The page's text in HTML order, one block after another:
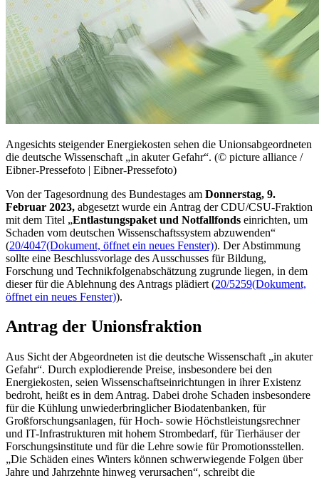
Angesichts steigender Energiekosten sehen die Unionsabgeordneten
die deutsche Wissenschaft „in akuter Gefahr“. (© picture alliance /
Eibner-Pressefoto | Eibner-Pressefoto)
Von der Tagesordnung des Bundestages am Donnerstag, 9.
Februar 2023, abgesetzt wurde ein Antrag der CDU/CSU-Fraktion
mit dem Titel „Entlastungspaket und Notfallfonds einrichten, um
Schaden vom deutschen Wissenschaftssystem abzuwenden“
(20/4047(Dokument, öffnet ein neues Fenster)). Der Abstimmung
sollte eine Beschlussvorlage des Ausschusses für Bildung,
Forschung und Technikfolgenabschätzung zugrunde liegen, in dem
dieser für die Ablehnung des Antrags plädiert (20/5259(Dokument,
öffnet ein neues Fenster)).
Antrag der Unionsfraktion
Aus Sicht der Abgeordneten ist die deutsche Wissenschaft „in akuter
Gefahr“. Durch explodierende Preise, insbesondere bei den
Energiekosten, seien Wissenschaftseinrichtungen in ihrer Existenz
bedroht, heißt es in dem Antrag. Dabei drohe Schaden insbesondere
für die Kühlung unwiederbringlicher Biodatenbanken, für
Großforschungsanlagen, für Hoch- sowie Höchstleistungsrechner
und IT-Infrastrukturen mit hohem Strombedarf, für Tierhäuser der
Forschungsinstitute und für die Lehre sowie für Promotionsstellen.
„Die Schäden eines Winters können schwerwiegende Folgen über
Jahre und Jahrzehnte hinweg verursachen“, schreibt die